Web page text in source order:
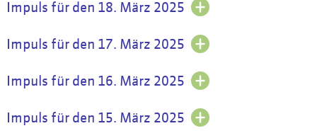
Impuls für den 18. März 2025
Impuls für den 17. März 2025
Impuls für den 16. März 2025
Impuls für den 15. März 2025